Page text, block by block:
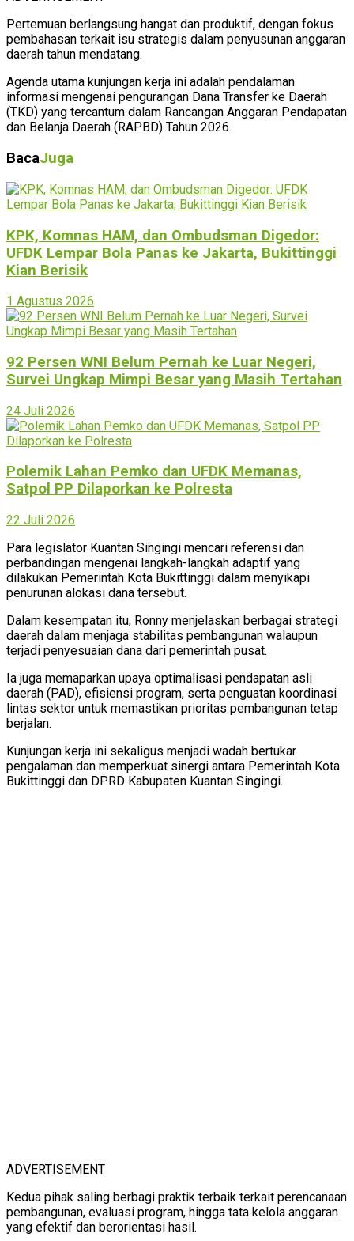
Pertemuan berlangsung hangat dan produktif, dengan fokus
pembahasan terkait isu strategis dalam penyusunan anggaran
daerah tahun mendatang.
Agenda utama kunjungan kerja ini adalah pendalaman
informasi mengenai pengurangan Dana Transfer ke Daerah
(TKD) yang tercantum dalam Rancangan Anggaran Pendapatan
dan Belanja Daerah (RAPBD) Tahun 2026.
BacaJuga
KPK, Komnas HAM, dan Ombudsman Digedor:
UFDK Lempar Bola Panas ke Jakarta, Bukittinggi
Kian Berisik
1 Agustus 2026
92 Persen WNI Belum Pernah ke Luar Negeri,
Survei Ungkap Mimpi Besar yang Masih Tertahan
24 Juli 2026
Polemik Lahan Pemko dan UFDK Memanas,
Satpol PP Dilaporkan ke Polresta
22 Juli 2026
Para legislator Kuantan Singingi mencari referensi dan
perbandingan mengenai langkah-langkah adaptif yang
dilakukan Pemerintah Kota Bukittinggi dalam menyikapi
penurunan alokasi dana tersebut.
Dalam kesempatan itu, Ronny menjelaskan berbagai strategi
daerah dalam menjaga stabilitas pembangunan walaupun
terjadi penyesuaian dana dari pemerintah pusat.
Ia juga memaparkan upaya optimalisasi pendapatan asli
daerah (PAD), efisiensi program, serta penguatan koordinasi
lintas sektor untuk memastikan prioritas pembangunan tetap
berjalan.
Kunjungan kerja ini sekaligus menjadi wadah bertukar
pengalaman dan memperkuat sinergi antara Pemerintah Kota
Bukittinggi dan DPRD Kabupaten Kuantan Singingi.
ADVERTISEMENT
Kedua pihak saling berbagi praktik terbaik terkait perencanaan
pembangunan, evaluasi program, hingga tata kelola anggaran
yang efektif dan berorientasi hasil.